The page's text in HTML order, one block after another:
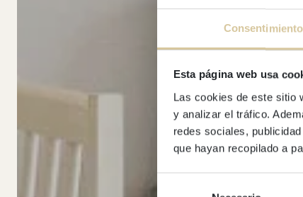
Consentimiento
Esta página web usa
Las cookies de este sitio
y analizar el tráfico.
redes sociales,
que hayan recopilado a